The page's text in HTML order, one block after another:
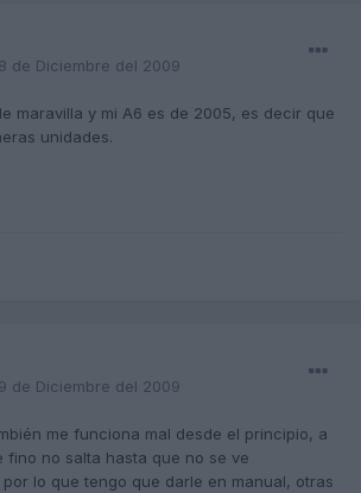
de Diciembre del 2009
maravilla y mi A6 es de 2005, es decir que
unidades.
de Diciembre del 2009
me funciona mal desde el principio, a
fino no salta hasta que no se ve
lo que tengo que darle en manual, otras